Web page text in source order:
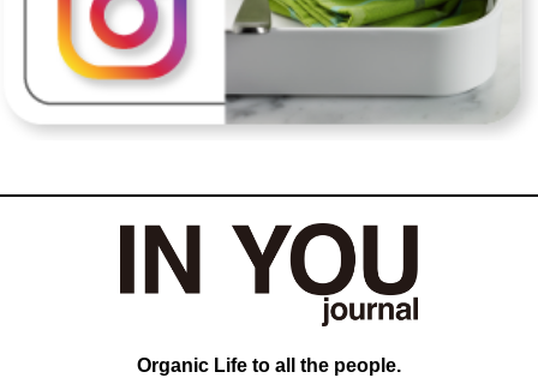
Organic Life to all the people.